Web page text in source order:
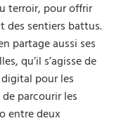
terroir, pour offrir
des sentiers battus.
partage aussi ses
qu’il s’agisse de
pour les
parcourir les
entre deux